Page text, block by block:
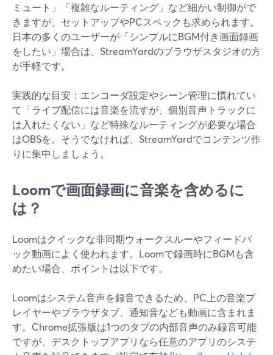
ミュート」「複雑なルーティング」など細かい制御がで
きますが、セットアップやPCスペックも求められます。
日本の多くのユーザーが「シンプルにBGM付き画面録画
をしたい」場合は、StreamYardのブラウザスタジオの方
が手軽です。
実践的な目安：エンコーダ設定やシーン管理に慣れてい
て「ライブ配信には音楽を流すが、個別音声トラックに
は入れたくない」など特殊なルーティングが必要な場合
はOBSを。そうでなければ、StreamYardでコンテンツ作
りに集中しましょう。
Loomで画面録画に音楽を含めるに
は？
Loomはクイックな非同期ウォークスルーやフィードバ
ック動画によく使われます。Loomで録画時にBGMも含
めたい場合、ポイントは以下です。
Loomはシステム音声を録音できるため、PC上の音楽プ
レイヤーやブラウザタブ、通知音なども動画に含まれま
す。Chrome拡張版は1つのタブの内部音声のみ録音可能
ですが、デスクトップアプリなら任意のアプリのシステ